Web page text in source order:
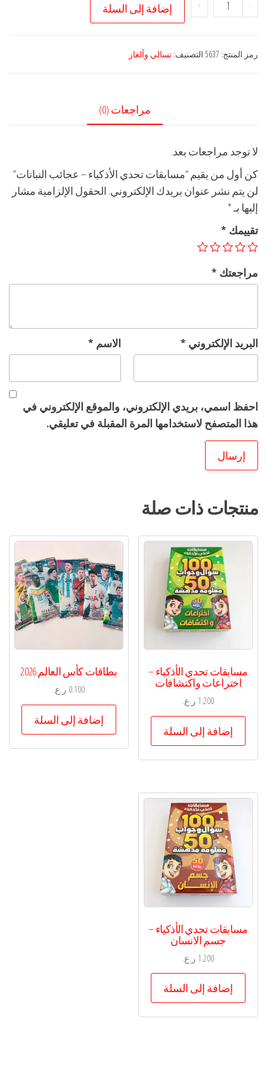
-
مسابقات
الأذكياء
+ إضافة إلى السلة
رمز المنتج: 5637 التصنيف: تسالي وألغاز
مراجعات (0)
لا توجد مراجعات بعد.
كن أول من يقيم “مسابقات تحدي الأذكياء – عجائب النباتات”
لن يتم نشر عنوان بريدك الإلكتروني. الحقول الإلزامية مشار
إليها بـ*
تقييمك *
مراجعتك *
الاسم * البريد الإلكتروني *
احفظ اسمي، بريدي الإلكتروني، والموقع الإلكتروني في
هذا المتصفح لاستخدامها المرة المقبلة في تعليقي.
منتجات ذات صلة
مسابقات تحدي الأذكياء –
اختراعات واكتشافات
1.200 ر.ع.
إضافة إلى السلة
بطاقات كأس العالم 2026
0.100 ر.ع.
إضافة إلى السلة
مسابقات تحدي الأذكياء –
جسم الانسان
1.200 ر.ع.
إضافة إلى السلة